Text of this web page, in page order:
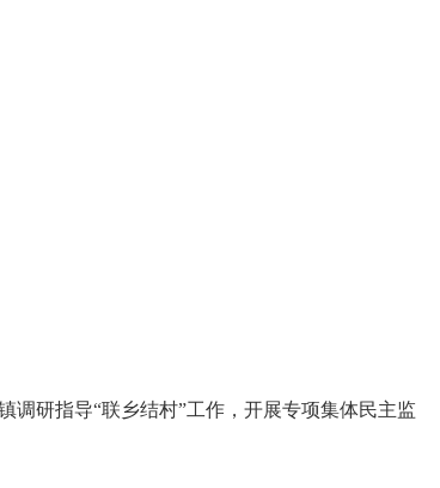
调研指导“联乡结村”工作，开展专项集体民主监